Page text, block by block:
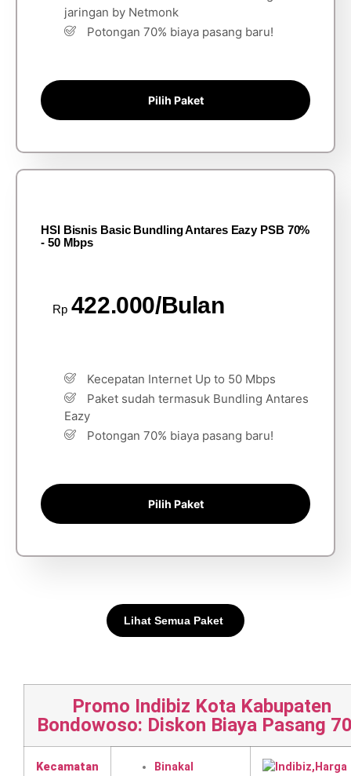
jaringan by Netmonk
Potongan 70% biaya pasang baru!
Pilih Paket
HSI Bisnis Basic Bundling Antares Eazy PSB 70%
- 50 Mbps
Rp 422.000/Bulan
Kecepatan Internet Up to 50 Mbps
Paket sudah termasuk Bundling Antares
Eazy
Potongan 70% biaya pasang baru!
Pilih Paket
Lihat Semua Paket
Promo Indibiz Kota Kabupaten
Bondowoso: Diskon Biaya Pasang
Kecamatan
Binakal